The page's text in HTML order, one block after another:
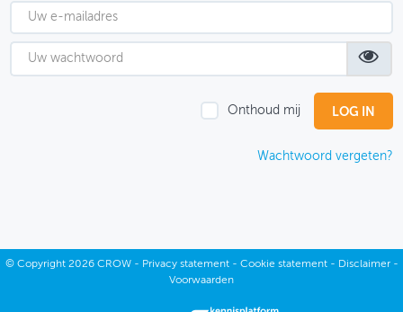
MIJN PROFIEL
GEBRUIKER
Onthoud mij
Wachtwoord vergeten?
© Copyright2026 CROW - Privacy statement- Cookie statement- Disclaimer-
Voorwaarden